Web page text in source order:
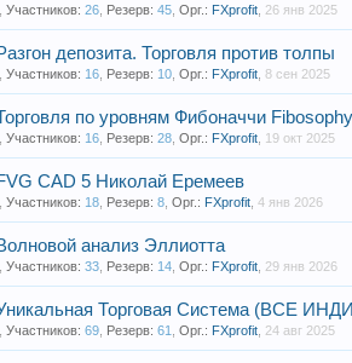
,Участников: 26 Резерв: 45 ,Орг.: FXprofit 26 янв 2025
депозита. Торговля против толпы
,Участников: 16 Резерв: 10 ,Орг.: FXprofit ,8 сен 2025
по уровням Фибоначчи Fibosophy
,Участников: 16 Резерв: 28 ,Орг.: FXprofit 19 окт 2025
CAD 5 Николай Еремеев
,Участников: 18 Резерв: 8 ,Орг.: FXprofit ,4 янв 2026
анализ Эллиотта
,Участников: 33 Резерв: 14 ,Орг.: FXprofit 29 янв 2026
Торговая Система (ВСЕ
,Участников: 69 Резерв: 61 ,Орг.: FXprofit 24 авг 2025